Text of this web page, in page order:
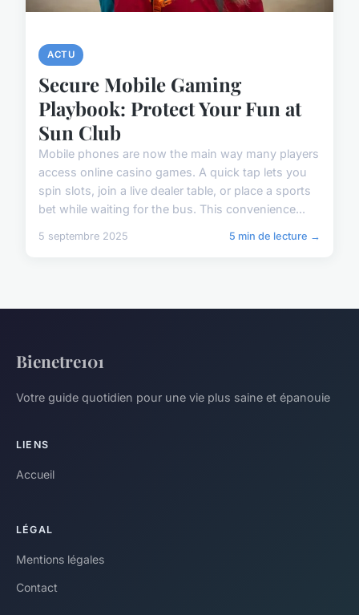
ACTU
Secure Mobile Gaming
Playbook: Protect Your Fun at
Sun Club
Mobile phones are now the main way many players
access online casino games. A quick tap lets you
spin slots, join a live dealer table, or place a sports
bet while waiting for the bus. This convenience...
5 septembre 2025 5 min de lecture →
Bienetre101
Votre guide quotidien pour une vie plus saine et épanouie
LIENS
Accueil
LÉGAL
Mentions légales
Contact